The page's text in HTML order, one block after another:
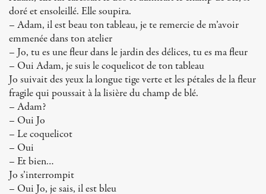
doré et ensoleillé. Elle soupira.
– Adam, il est beau ton tableau, je te remercie de m’avoir
emmenée dans ton atelier
– Jo, tu es une fleur dans le jardin des délices, tu es ma fleur
– Oui Adam, je suis le coquelicot de ton tableau
Jo suivait des yeux la longue tige verte et les pétales de la fleur
fragile qui poussait à la lisière du champ de blé.
– Adam?
– Oui Jo
– Le coquelicot
– Oui
– Et bien…
Jo s’interrompit
– Oui Jo, je sais, il est bleu